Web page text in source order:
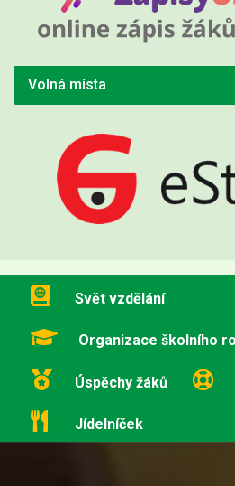
Volná místa
Svět vzdělání
Organizace školního
Úspěchy žáků
Jídelníček